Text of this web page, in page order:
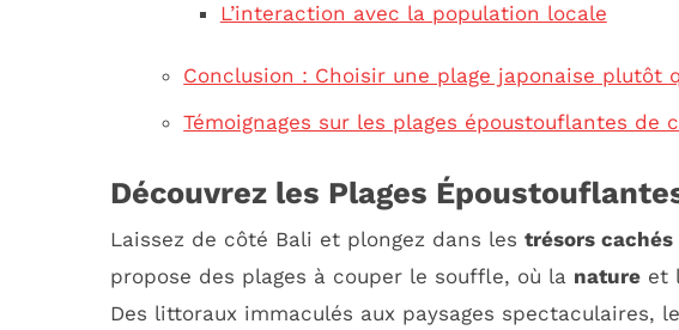
L’interaction avec la population locale
Conclusion : Choisir une plage japonaise plutôt
Témoignages sur les plages époustouflantes de
Découvrez les Plages
Laissez de côté Bali et plongez dans les trésors cachés
propose des plages à couper le souffle, où la nature et
Des littoraux immaculés aux paysages spectaculaires,